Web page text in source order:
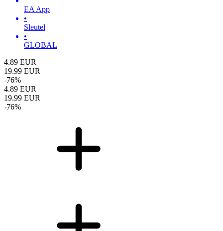
EA App
•
Sleutel
•
GLOBAL
4.89 EUR
19.99 EUR
-76%
4.89 EUR
19.99 EUR
-76%